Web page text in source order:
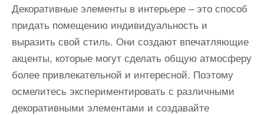
Декоративные элементы в интерьере – это способ
придать помещению индивидуальность и
выразить свой стиль. Они создают впечатляющие
акценты, которые могут сделать общую атмосферу
более привлекательной и интересной. Поэтому
осмелитесь экспериментировать с различными
декоративными элементами и создавайте